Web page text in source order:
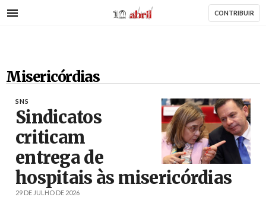
para
AbrilAbril CONTRIBUIR
Misericórdias
Créditos
André Kosters / Agência Lusa
SNS
Sindicatos
criticam
entrega de
hospitais às misericórdias
29 DE JULHO DE 2026